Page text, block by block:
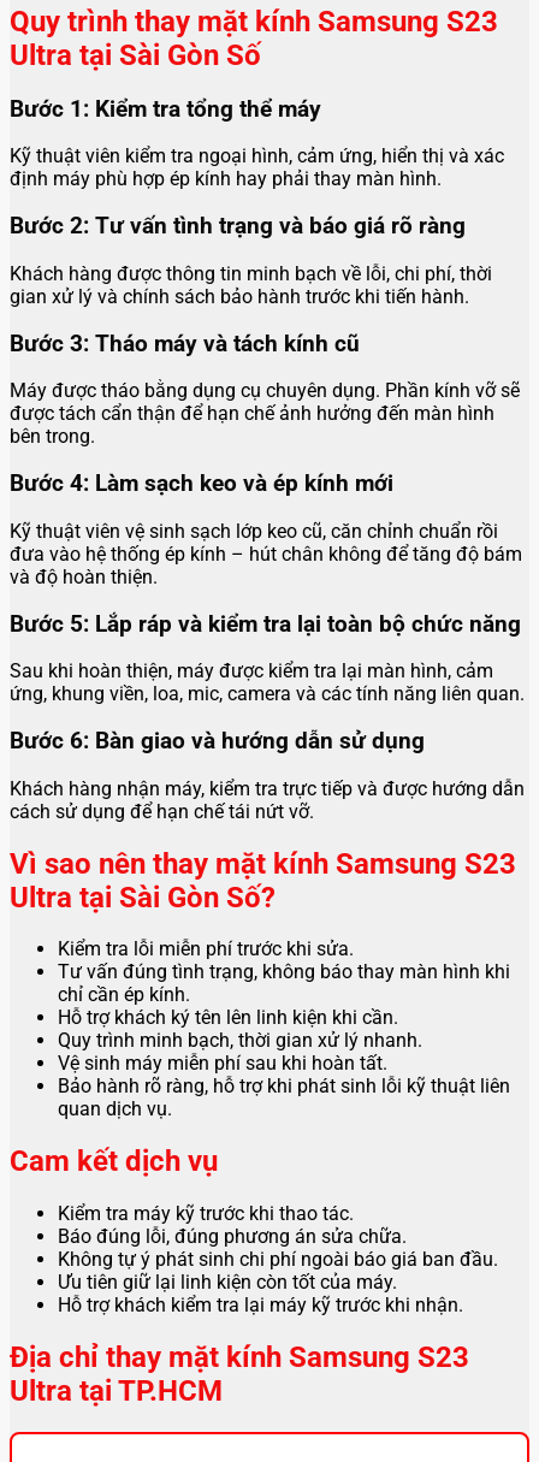
Quy trình thay mặt kính Samsung S23
Ultra tại Sài Gòn Số
Bước 1: Kiểm tra tổng thể máy
Kỹ thuật viên kiểm tra ngoại hình, cảm ứng, hiển thị và xác
định máy phù hợp ép kính hay phải thay màn hình.
Bước 2: Tư vấn tình trạng và báo giá rõ ràng
Khách hàng được thông tin minh bạch về lỗi, chi phí, thời
gian xử lý và chính sách bảo hành trước khi tiến hành.
Bước 3: Tháo máy và tách kính cũ
Máy được tháo bằng dụng cụ chuyên dụng. Phần kính vỡ sẽ
được tách cẩn thận để hạn chế ảnh hưởng đến màn hình
bên trong.
Bước 4: Làm sạch keo và ép kính mới
Kỹ thuật viên vệ sinh sạch lớp keo cũ, căn chỉnh chuẩn rồi
đưa vào hệ thống ép kính – hút chân không để tăng độ bám
và độ hoàn thiện.
Bước 5: Lắp ráp và kiểm tra lại toàn bộ chức năng
Sau khi hoàn thiện, máy được kiểm tra lại màn hình, cảm
ứng, khung viền, loa, mic, camera và các tính năng liên quan.
Bước 6: Bàn giao và hướng dẫn sử dụng
Khách hàng nhận máy, kiểm tra trực tiếp và được hướng dẫn
cách sử dụng để hạn chế tái nứt vỡ.
Vì sao nên thay mặt kính Samsung S23
Ultra tại Sài Gòn Số?
Kiểm tra lỗi miễn phí trước khi sửa.
Tư vấn đúng tình trạng, không báo thay màn hình khi
chỉ cần ép kính.
Hỗ trợ khách ký tên lên linh kiện khi cần.
Quy trình minh bạch, thời gian xử lý nhanh.
Vệ sinh máy miễn phí sau khi hoàn tất.
Bảo hành rõ ràng, hỗ trợ khi phát sinh lỗi kỹ thuật liên
quan dịch vụ.
Cam kết dịch vụ
Kiểm tra máy kỹ trước khi thao tác.
Báo đúng lỗi, đúng phương án sửa chữa.
Không tự ý phát sinh chi phí ngoài báo giá ban đầu.
Ưu tiên giữ lại linh kiện còn tốt của máy.
Hỗ trợ khách kiểm tra lại máy kỹ trước khi nhận.
Địa chỉ thay mặt kính Samsung S23
Ultra tại TP.HCM